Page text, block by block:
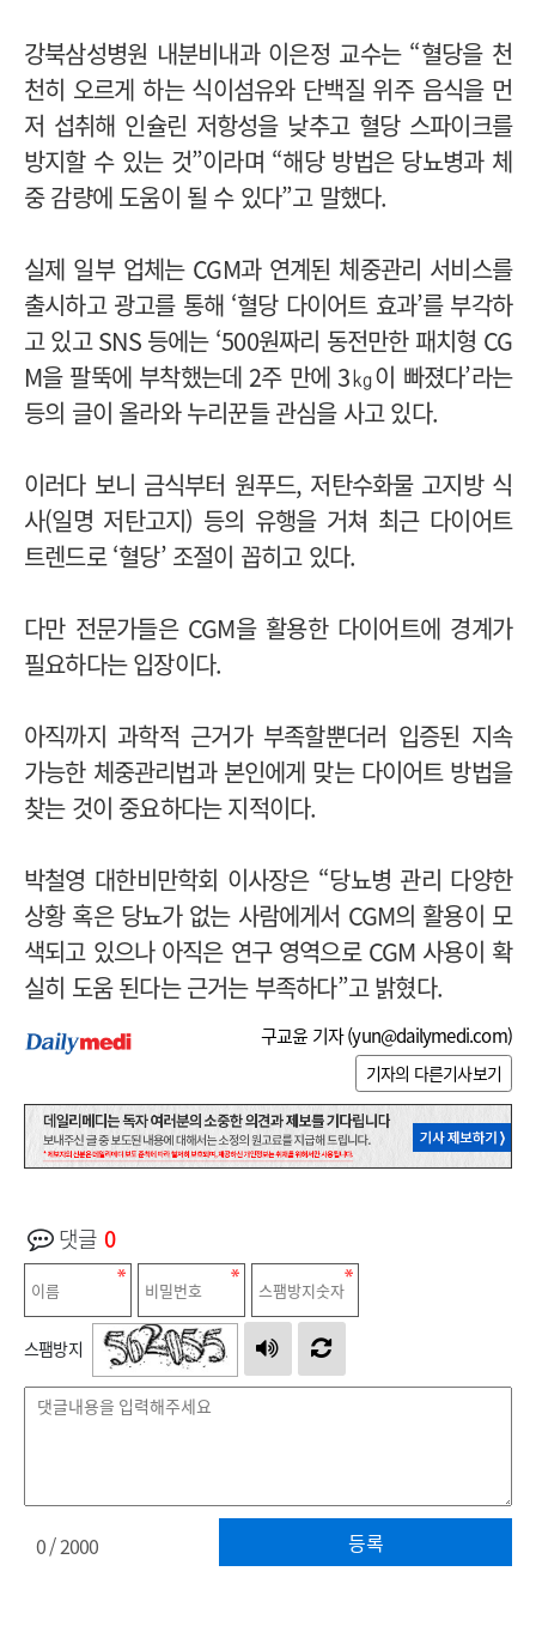
강북삼성병원 내분비내과 이은정 교수는 “혈당을 천
천히 오르게 하는 식이섬유와 단백질 위주 음식을 먼
저 섭취해 인슐린 저항성을 낮추고 혈당 스파이크를
방지할 수 있는 것”이라며 “해당 방법은 당뇨병과 체
중 감량에 도움이 될 수 있다”고 말했다.
실제 일부 업체는 CGM과 연계된 체중관리 서비스를
출시하고 광고를 통해 ‘혈당 다이어트 효과’를 부각하
고 있고 SNS 등에는 ‘500원짜리 동전만한 패치형 CG
M을 팔뚝에 부착했는데 2주 만에 3㎏이 빠졌다’라는
등의 글이 올라와 누리꾼들 관심을 사고 있다.
이러다 보니 금식부터 원푸드, 저탄수화물 고지방 식
사(일명 저탄고지) 등의 유행을 거쳐 최근 다이어트
트렌드로 ‘혈당’ 조절이 꼽히고 있다.
다만 전문가들은 CGM을 활용한 다이어트에 경계가
필요하다는 입장이다.
아직까지 과학적 근거가 부족할뿐더러 입증된 지속
가능한 체중관리법과 본인에게 맞는 다이어트 방법을
찾는 것이 중요하다는 지적이다.
박철영 대한비만학회 이사장은 “당뇨병 관리 다양한
상황 혹은 당뇨가 없는 사람에게서 CGM의 활용이 모
색되고 있으나 아직은 연구 영역으로 CGM 사용이 확
실히 도움 된다는 근거는 부족하다”고 밝혔다.
구교윤 기자 (yun@dailymedi.com)
기자의 다른기사보기
댓글 0
스팸방지
등록
0/ 2000